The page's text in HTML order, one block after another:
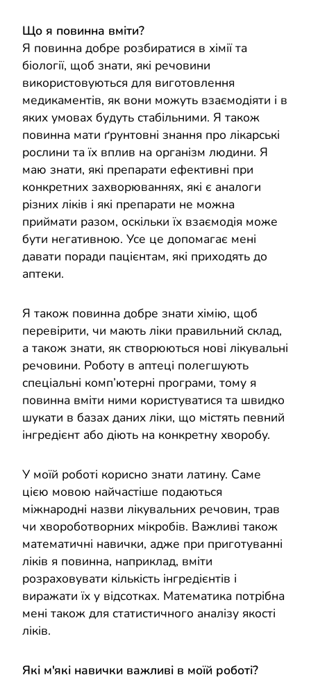
Що я повинна вміти?
Я повинна добре розбиратися в хімії та
біології, щоб знати, які речовини
використовуються для виготовлення
медикаментів, як вони можуть взаємодіяти і в
яких умовах будуть стабільними. Я також
повинна мати ґрунтовні знання про лікарські
рослини та їх вплив на організм людини. Я
маю знати, які препарати ефективні при
конкретних захворюваннях, які є аналоги
різних ліків і які препарати не можна
приймати разом, оскільки їх взаємодія може
бути негативною. Усе це допомагає мені
давати поради пацієнтам, які приходять до
аптеки.
Я також повинна добре знати хімію, щоб
перевірити, чи мають ліки правильний склад,
а також знати, як створюються нові лікувальні
речовини. Роботу в аптеці полегшують
спеціальні комп’ютерні програми, тому я
повинна вміти ними користуватися та швидко
шукати в базах даних ліки, що містять певний
інгредієнт або діють на конкретну хворобу.
У моїй роботі корисно знати латину. Саме
цією мовою найчастіше подаються
міжнародні назви лікувальних речовин, трав
чи хвороботворних мікробів. Важливі також
математичні навички, адже при приготуванні
ліків я повинна, наприклад, вміти
розраховувати кількість інгредієнтів і
виражати їх у відсотках. Математика потрібна
мені також для статистичного аналізу якості
ліків.
Які м'які навички важливі в моїй роботі?